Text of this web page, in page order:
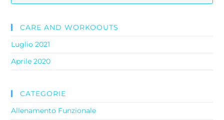
CARE AND WORKOOUTS
Luglio 2021
Aprile 2020
CATEGORIE
Allenamento Funzionale